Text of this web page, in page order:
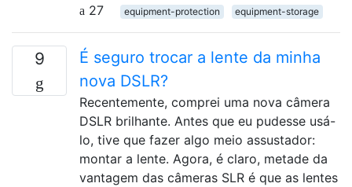
27
equipment-protection equipment-storage
9
É seguro trocar a lente da minha
nova DSLR?
Recentemente, comprei uma nova câmera
DSLR brilhante. Antes que eu pudesse usá-
lo, tive que fazer algo meio assustador:
montar a lente. Agora, é claro, metade da
vantagem das câmeras SLR é que as lentes